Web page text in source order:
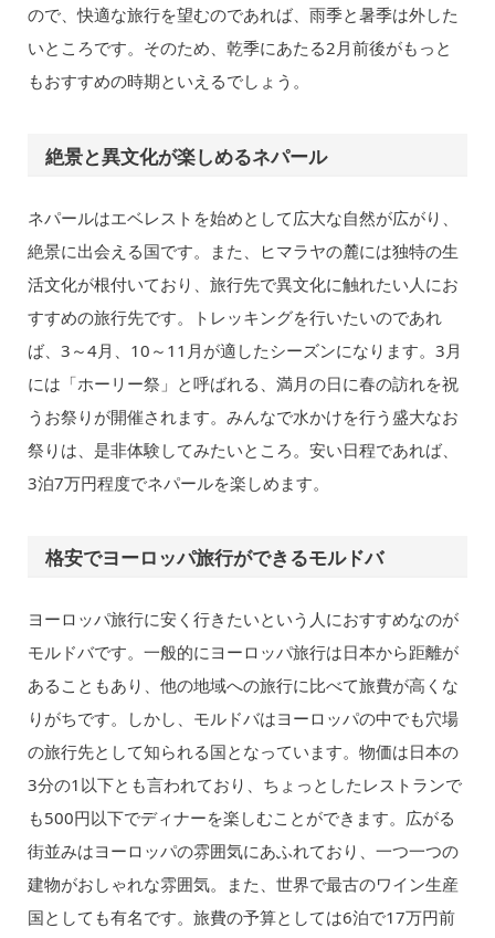
ので、快適な旅行を望むのであれば、雨季と暑季は外した
いところです。そのため、乾季にあたる2月前後がもっと
もおすすめの時期といえるでしょう。
絶景と異文化が楽しめるネパール
ネパールはエベレストを始めとして広大な自然が広がり、
絶景に出会える国です。また、ヒマラヤの麓には独特の生
活文化が根付いており、旅行先で異文化に触れたい人にお
すすめの旅行先です。トレッキングを行いたいのであれ
ば、3～4月、10～11月が適したシーズンになります。3月
には「ホーリー祭」と呼ばれる、満月の日に春の訪れを祝
うお祭りが開催されます。みんなで水かけを行う盛大なお
祭りは、是非体験してみたいところ。安い日程であれば、
3泊7万円程度でネパールを楽しめます。
格安でヨーロッパ旅行ができるモルドバ
ヨーロッパ旅行に安く行きたいという人におすすめなのが
モルドバです。一般的にヨーロッパ旅行は日本から距離が
あることもあり、他の地域への旅行に比べて旅費が高くな
りがちです。しかし、モルドバはヨーロッパの中でも穴場
の旅行先として知られる国となっています。物価は日本の
3分の1以下とも言われており、ちょっとしたレストランで
も500円以下でディナーを楽しむことができます。広がる
街並みはヨーロッパの雰囲気にあふれており、一つ一つの
建物がおしゃれな雰囲気。また、世界で最古のワイン生産
国としても有名です。旅費の予算としては6泊で17万円前